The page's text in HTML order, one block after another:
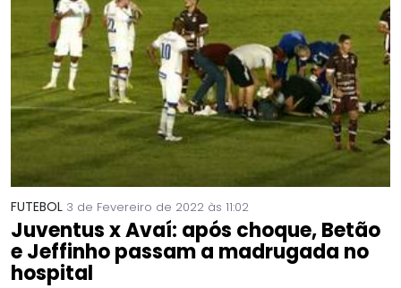
FUTEBOL 3 de Fevereiro de 2022 às 11:02
Juventus x Avaí: após choque, Betão
e Jeffinho passam a madrugada no
hospital